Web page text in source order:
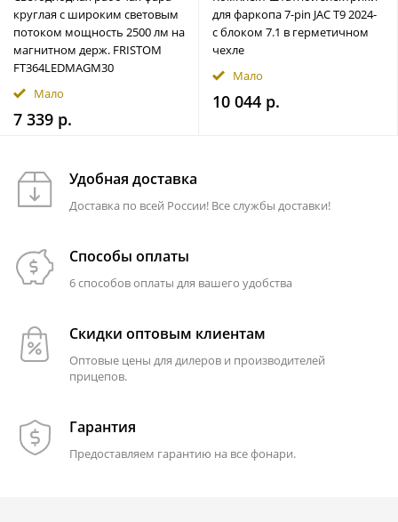
круглая с широким световым
потоком мощность 2500 лм на
магнитном держ. FRISTOM
FT364LEDMAGM30
Мало
7 339 р.
для фаркопа 7-pin JAC T9 2024-
с блоком 7.1 в герметичном
чехле
Мало
10 044 р.
Удобная доставка
Доставка по всей России! Все службы доставки!
Способы оплаты
6 способов оплаты для вашего удобства
Скидки оптовым клиентам
Оптовые цены для дилеров и производителей
прицепов.
Гарантия
Предоставляем гарантию на все фонари.